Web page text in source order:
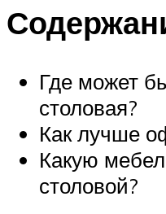
Где может
столовая?
Как лучше
Какую
столовой?